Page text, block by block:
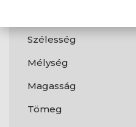
Szélesség
Mélység
Magasság
Tömeg